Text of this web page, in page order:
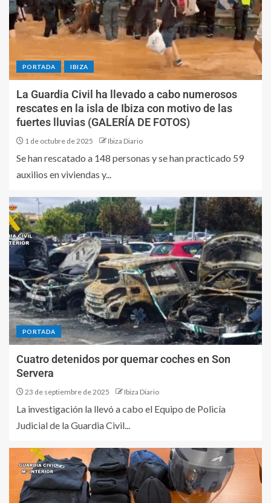
PORTADA IBIZA
La Guardia Civil ha llevado a cabo numerosos
rescates en la isla de Ibiza con motivo de las
fuertes lluvias (GALERÍA DE FOTOS)
1 de octubre de 2025 Ibiza Diario
Se han rescatado a 148 personas y se han practicado 59
auxilios en viviendas y...
PORTADA
Cuatro detenidos por quemar coches en Son
Servera
23 de septiembre de 2025 Ibiza Diario
La investigación la llevó a cabo el Equipo de Policía
Judicial de la Guardia Civil...